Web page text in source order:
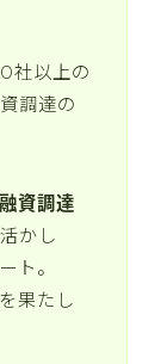
社以上の
調達の
資調達
かし
ト。
果たし